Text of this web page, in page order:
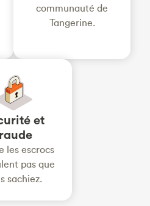
communauté de
Tangerine.
et
les escrocs
pas que
sachiez.